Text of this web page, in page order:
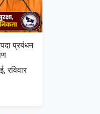
प्रबंधन
रविवार